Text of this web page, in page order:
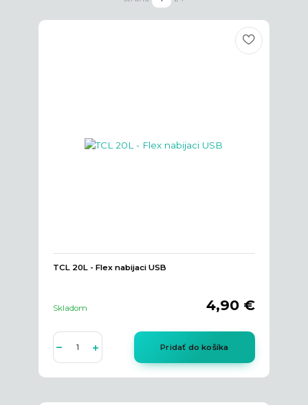
TCL 20L - Flex nabijaci USB
4,90 €
Skladom
Pridať do košíka